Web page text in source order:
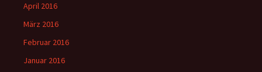
April 2016
März 2016
Februar 2016
Januar 2016